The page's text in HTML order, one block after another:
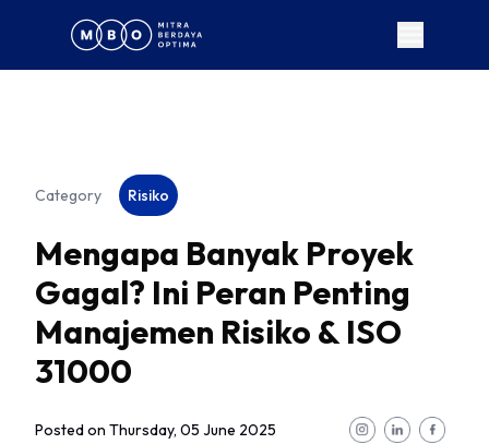
Category Risiko
Mengapa Banyak Proyek
Gagal? Ini Peran Penting
Manajemen Risiko & ISO
31000
Posted on Thursday, 05 June 2025